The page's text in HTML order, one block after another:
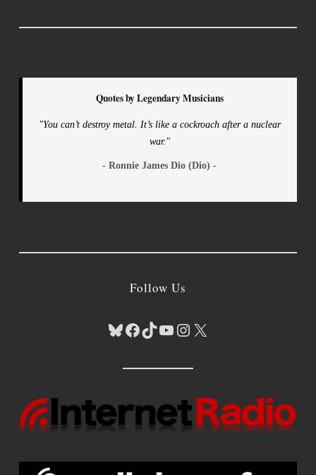
Quotes by Legendary Musicians
"You can’t destroy metal. It’s like a cockroach after a nuclear
war."
- Ronnie James Dio (Dio) -
Follow Us